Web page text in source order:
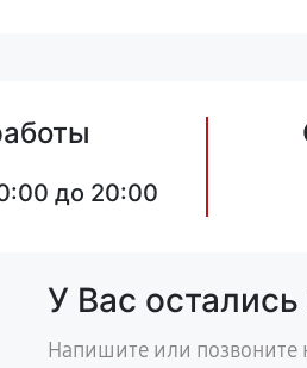
до 20:00
У Вас
Напишите или позвоните